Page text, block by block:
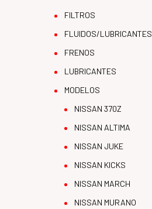
FILTROS
FLUIDOS/LUBRICANTES
FRENOS
LUBRICANTES
MODELOS
NISSAN 370Z
NISSAN ALTIMA
NISSAN JUKE
NISSAN KICKS
NISSAN MARCH
NISSAN MURANO